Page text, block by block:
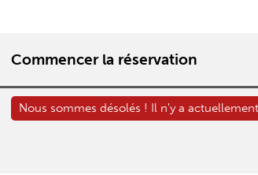
Commencer la réservation
Nous sommes désolés ! Il n'y a